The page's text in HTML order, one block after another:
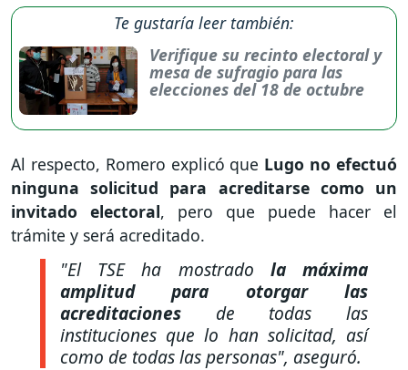
Te gustaría leer también:
Verifique su recinto electoral y
mesa de sufragio para las
elecciones del 18 de octubre
Al respecto, Romero explicó que Lugo no efectuó
ninguna solicitud para acreditarse como un
invitado electoral, pero que puede hacer el
trámite y será acreditado.
"El TSE ha mostrado la máxima
amplitud para otorgar las
acreditaciones de todas las
instituciones que lo han solicitad, así
como de todas las personas", aseguró.